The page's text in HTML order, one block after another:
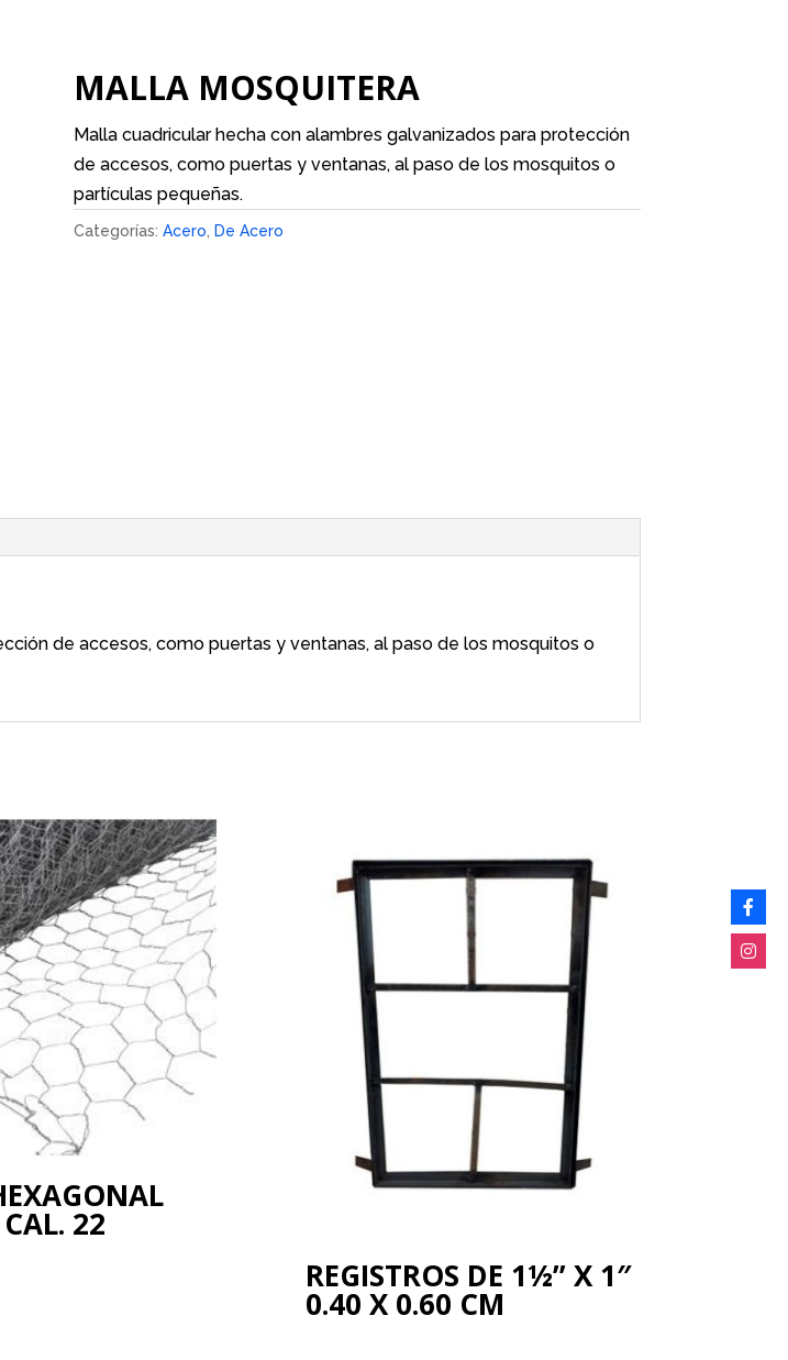
MALLA MOSQUITERA
Malla cuadricular hecha con alambres galvanizados para protección
de accesos, como puertas y ventanas, al paso de los mosquitos o
partículas pequeñas.
Categorías: Acero De Acero
de accesos, como puertas y ventanas, al paso de los mosquitos o
22
REGISTROS DE 1½” X 1″
0.40 X 0.60 CM